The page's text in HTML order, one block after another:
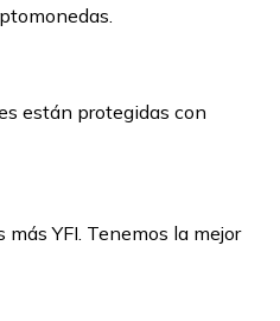
están protegidas con
YFI. Tenemos la mejor